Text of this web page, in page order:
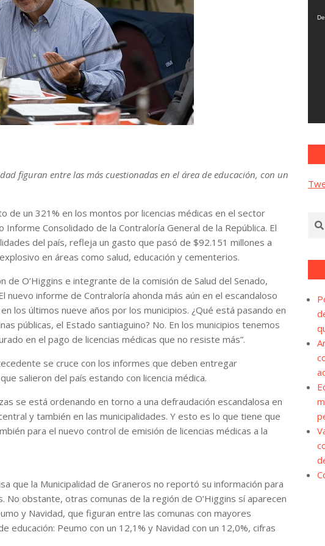
figuran entre las más cuestionadas en el área de educación, con un
de un 321% en los montos por licencias médicas en el sector
Consolidado de la Contraloría General de la República. El
del país, refleja un gasto que pasó de $92.151 millones a
en áreas como salud, educación y cementerios.
O’Higgins e integrante de la comisión de Salud del Senado,
nuevo informe de Contraloría ahonda más aún en el escandaloso
los últimos nueve años por los municipios. ¿Qué está pasando en
públicas, el Estado santiaguino? No. En los municipios tenemos
en el pago de licencias médicas que no resiste más”.
se cruce con los informes que deben entregar
salieron del país estando con licencia médica.
se está ordenando en torno a una defraudación escandalosa en
y también en las municipalidades. Y esto es lo que tiene que
para el nuevo control de emisión de licencias médicas a la
que la Municipalidad de Graneros no reportó su información para
obstante, otras comunas de la región de O’Higgins sí aparecen
y Navidad, que figuran entre las comunas con mayores
educación: Peumo con un 12,1% y Navidad con un 12,0%, cifras